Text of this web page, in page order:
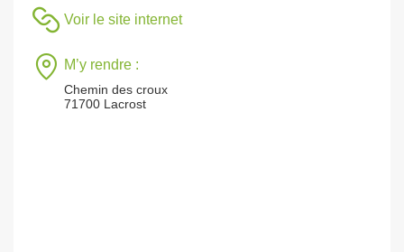
Voir le site internet
M’y rendre :
Chemin des croux
71700 Lacrost